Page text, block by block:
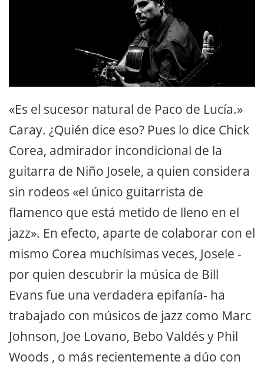
«Es el sucesor natural de Paco de Lucía.»
Caray. ¿Quién dice eso? Pues lo dice Chick
Corea, admirador incondicional de la
guitarra de Niño Josele, a quien considera
sin rodeos «el único guitarrista de
flamenco que está metido de lleno en el
jazz». En efecto, aparte de colaborar con el
mismo Corea muchísimas veces, Josele -
por quien descubrir la música de Bill
Evans fue una verdadera epifanía- ha
trabajado con músicos de jazz como Marc
Johnson, Joe Lovano, Bebo Valdés y Phil
Woods , o más recientemente a dúo con